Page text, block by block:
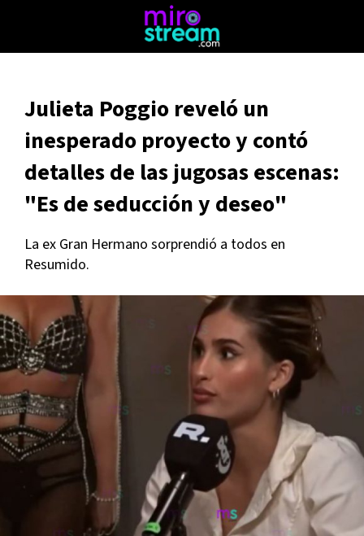
Julieta Poggio reveló un
inesperado proyecto y contó
detalles de las jugosas escenas:
"Es de seducción y deseo"
La ex Gran Hermano sorprendió a todos en
Resumido.